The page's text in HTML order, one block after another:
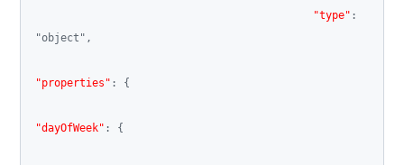
"type" :
"object" ,
"properties" : {
"dayOfWeek" : {